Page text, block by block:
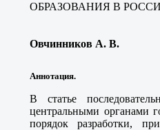
ОБРАЗОВАНИЯ В РОССИИ
Овчинников А. В.
Аннотация.
В статье
центральными органами
порядок разработки,